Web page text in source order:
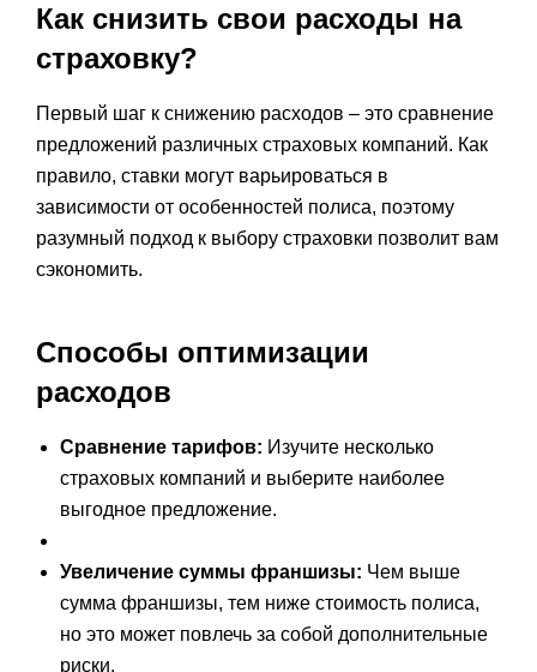
Как снизить свои расходы на
страховку?
Первый шаг к снижению расходов – это сравнение
предложений различных страховых компаний. Как
правило, ставки могут варьироваться в
зависимости от особенностей полиса, поэтому
разумный подход к выбору страховки позволит вам
сэкономить.
Способы оптимизации
расходов
Сравнение тарифов: Изучите несколько
страховых компаний и выберите наиболее
выгодное предложение.
Увеличение суммы франшизы: Чем выше
сумма франшизы, тем ниже стоимость полиса,
но это может повлечь за собой дополнительные
риски.